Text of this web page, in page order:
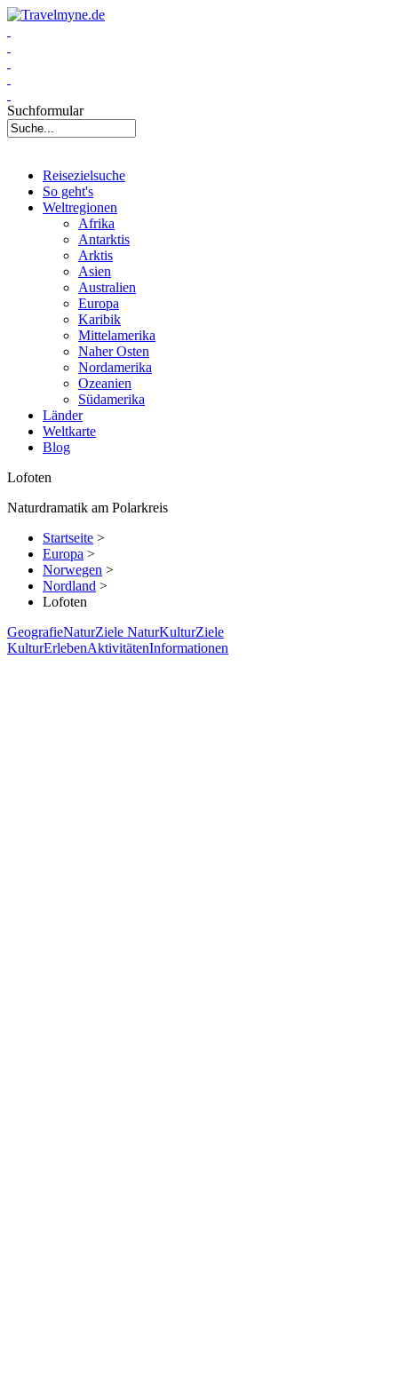
Suchformular
Reisezielsuche
So geht's
Weltregionen
Afrika
Antarktis
Arktis
Asien
Australien
Europa
Karibik
Mittelamerika
Naher Osten
Nordamerika
Ozeanien
Südamerika
Länder
Weltkarte
Blog
Lofoten
Naturdramatik am Polarkreis
Startseite >
Europa >
Norwegen >
Nordland >
Lofoten
GeografieNaturZiele NaturKulturZiele
KulturErlebenAktivitätenInformationen